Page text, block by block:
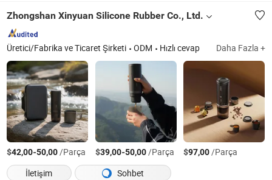
Zhongshan Xinyuan Silicone Rubber Co., Ltd.
Üretici/Fabrika ve Ticaret Şirketi ODM Hızlı cevap Daha Fazla +
$42,00-50,00/Parça $39,00-50,00/Parça $97,00/Parça
İletişim
Sohbet